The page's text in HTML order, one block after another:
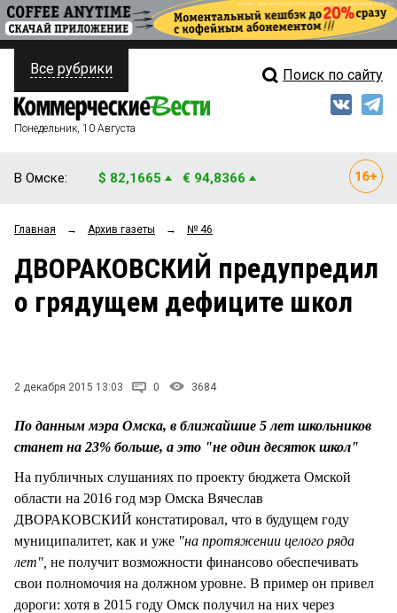
ПОЛИТИКА
ФИНАНСЫ
ОБЩЕСТВО
ЗАКОН
НОВОСТИ КОМПАНИЙ
СТИЛЬ ЖИЗНИ
Свежий выпуск
Рейтинги
Блоги
Все рубрики Поиск по сайту
Понедельник, 10 Августа
В Омске: $ 82,1665 € 94,8366
Главная → Архив газеты → № 46
ДВОРАКОВСКИЙ предупредил
о грядущем дефиците школ
2 декабря 2015 13:03 0 3684
По данным мэра Омска, в ближайшие 5 лет школьников
станет на 23% больше, а это "не один десяток школ"
На публичных слушаниях по проекту бюджета Омской
области на 2016 год мэр Омска Вячеслав
ДВОРАКОВСКИЙ констатировал, что в будущем году
муниципалитет, как и уже "на протяжении целого ряда
лет", не получит возможности финансово обеспечивать
свои полномочия на должном уровне. В пример он привел
дороги: хотя в 2015 году Омск получил на них через